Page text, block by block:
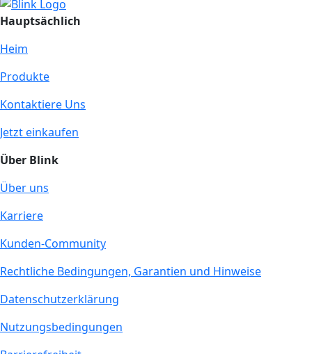
Hauptsächlich
Heim
Produkte
Kontaktiere Uns
Jetzt einkaufen
Über Blink
Über uns
Karriere
Kunden-Community
Rechtliche Bedingungen, Garantien und Hinweise
Datenschutzerklärung
Nutzungsbedingungen